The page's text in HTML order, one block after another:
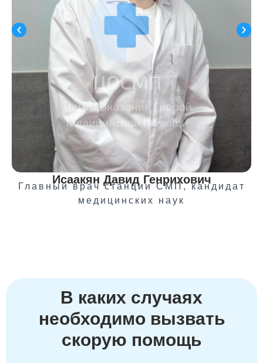
Исаакян Давид Генрихович
Главный врач станции СМП, кандидат
медицинских наук
В каких случаях
необходимо вызвать
скорую помощь